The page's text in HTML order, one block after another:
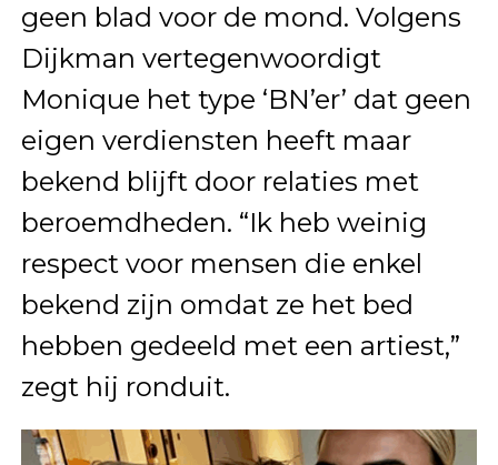
geen blad voor de mond. Volgens
Dijkman vertegenwoordigt
Monique het type ‘BN’er’ dat geen
eigen verdiensten heeft maar
bekend blijft door relaties met
beroemdheden. “Ik heb weinig
respect voor mensen die enkel
bekend zijn omdat ze het bed
hebben gedeeld met een artiest,”
zegt hij ronduit.